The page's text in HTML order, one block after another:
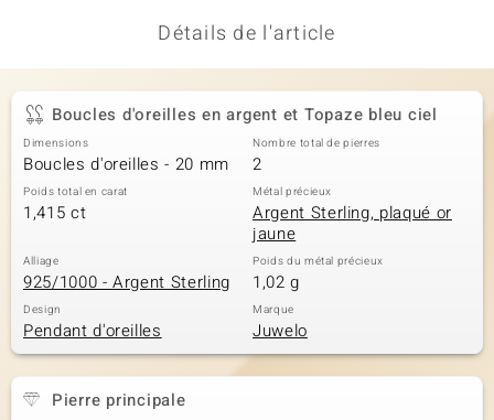
Détails de l'article
Boucles d'oreilles en argent et Topaze bleu ciel
Dimensions
Boucles d'oreilles - 20 mm
Nombre total de pierres
2
Poids total en carat
1,415 ct
Métal précieux
Argent Sterling, plaqué or
jaune
Alliage
925/1000 - Argent Sterling
Poids du métal précieux
1,02 g
Design
Pendant d'oreilles
Marque
Juwelo
Pierre principale